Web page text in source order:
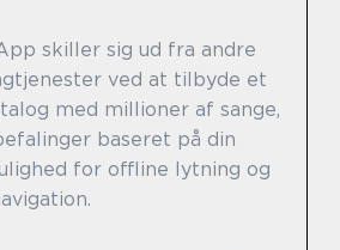
skiller sig ud fra andre
ved at tilbyde et
med millioner af sange,
baseret på din
for offline lytning og